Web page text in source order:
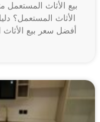
بيع الأثاث المستعمل
الأثاث المستعمل؟
أفضل سعر بيع